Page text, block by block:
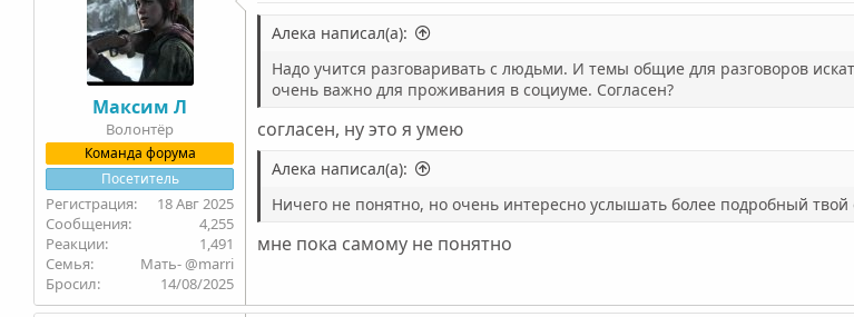
и
:
Максим Л
Волонтёр
Команда форума
Посетитель
18 Авг 2025
4,255
1,491
Семья
Мать- @marri
Бросил
14/08/2025
Алека написал(а):
Надо учится разговаривать с людьми. И темы общие для разговоров
очень важно для проживания в социуме. Согласен?
согласен, ну это я умею
Алека написал(а):
Ничего не понятно, но очень интересно услышать более подробный
мне пока самому не понятно